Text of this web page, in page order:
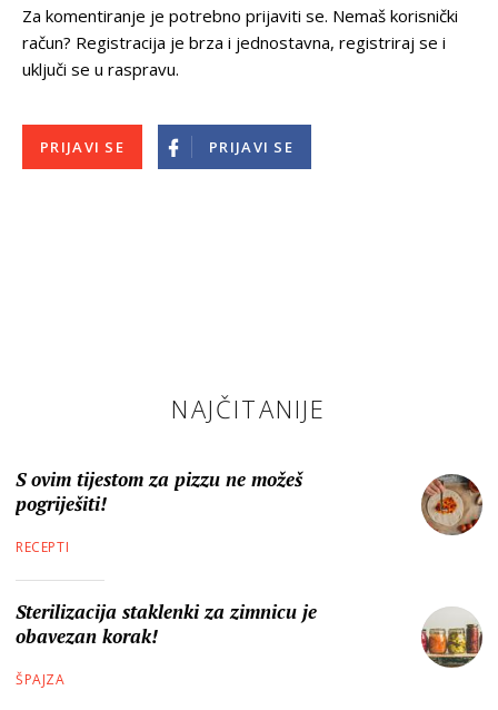
Za komentiranje je potrebno prijaviti se. Nemaš korisnički
račun? Registracija je brza i jednostavna, registriraj se i
uključi se u raspravu.
PRIJAVI SE PRIJAVI SE
NAJČITANIJE
S ovim tijestom za pizzu ne možeš
pogriješiti!
RECEPTI
Sterilizacija staklenki za zimnicu je
obavezan korak!
ŠPAJZA